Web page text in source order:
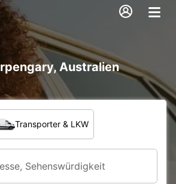
Australien
Transporter & LKW